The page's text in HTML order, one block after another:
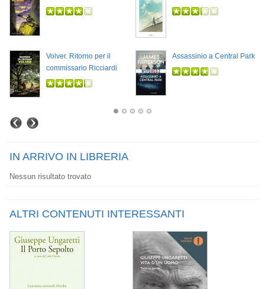
Volver. Ritorno per il
commissario Ricciardi
Assassinio a Central Park
IN ARRIVO IN LIBRERIA
Nessun risultato trovato
ALTRI CONTENUTI INTERESSANTI